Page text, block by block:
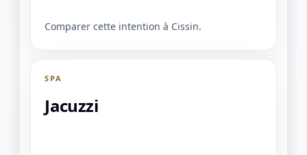
Comparer cette intention à Cissin.
SPA
Jacuzzi